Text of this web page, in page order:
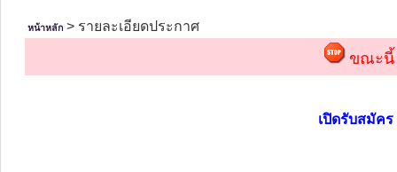
หน้าหลัก > รายละเอียดประกาศ
ขณะนี้
เปิดรับสมัค